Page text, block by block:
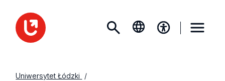
Uniwersytet Łódzki